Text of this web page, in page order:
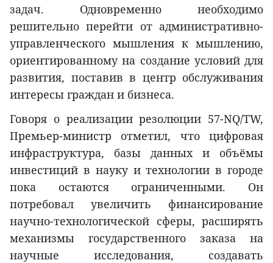
задач. Одновременно необходимо
решительно перейти от административно-
управленческого мышления к мышлению,
ориентированному на создание условий для
развития, поставив в центр обслуживания
интересы граждан и бизнеса.
Говоря о реализации резолюции 57-NQ/TW,
Премьер-министр отметил, что цифровая
инфраструктура, базы данных и объёмы
инвестиций в науку и технологии в городе
пока остаются ограниченными. Он
потребовал увеличить финансирование
научно-технологической сферы, расширять
механизмы государственного заказа на
научные исследования, создавать